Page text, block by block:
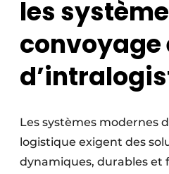
les
convoyage
Les systèmes modernes
logistique exigent des
dynamiques, durables et